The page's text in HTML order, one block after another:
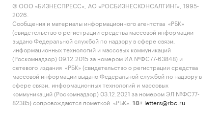
© ООО «БИЗНЕСПРЕСС», АО «РОСБИЗНЕСКОНСАЛТИНГ», 1995-
2026.
Сообщения и материалы информационного агентства «РБК»
(свидетельство о регистрации средства массовой информации
выдано Федеральной службой по надзору в сфере связи,
информационных технологий и массовых коммуникаций
(Роскомнадзор) 09.12.2015 за номером ИА №ФС77-63848) и
сетевого издания «РБК» (свидетельство о регистрации средства
массовой информации выдано Федеральной службой по надзору в
сфере связи, информационных технологий и массовых
коммуникаций (Роскомнадзор) 03.12.2021 за номером ЭЛ №ФС77-
82385) сопровождаются пометкой «РБК».
18+ letters@rbc.ru